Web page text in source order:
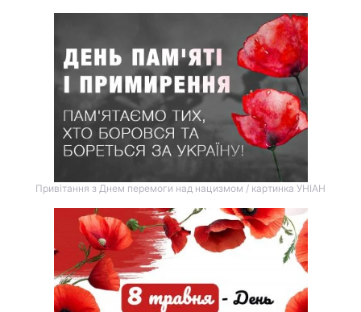
Привітання з Днем перемоги над нацизмом / картинка УНІАН